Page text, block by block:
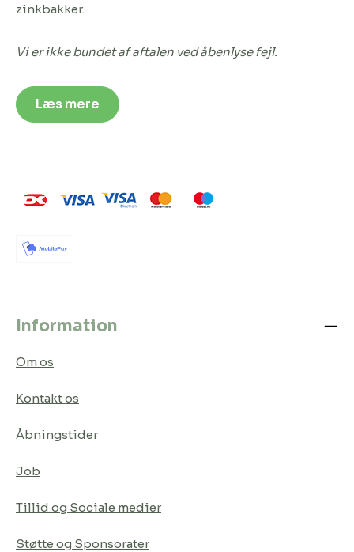
zinkbakker.
Vi er ikke bundet af aftalen ved åbenlyse fejl.
Læs mere
Information
Om os
Kontakt os
Åbningstider
Job
Tillid og Sociale medier
Støtte og Sponsorater